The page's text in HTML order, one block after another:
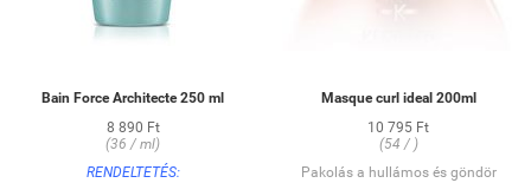
Bain Force Architecte 250 ml
8 890 Ft
(36 / ml)
RENDELTETÉS:
Masque curl ideal 200ml
10 795 Ft
(54 / )
Pakolás a hullámos és göndör